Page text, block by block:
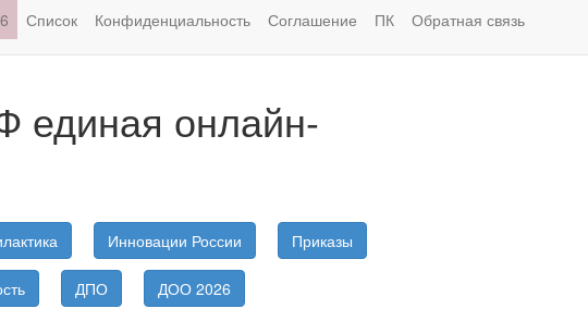
Список Конфиденциальность Соглашение ПК Обратная связь
единая онлайн-
Инновации России Приказы
ДПО ДОО 2026